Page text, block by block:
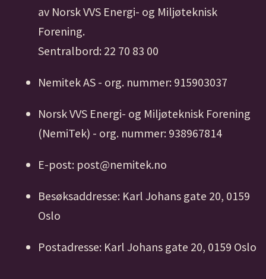
av Norsk VVS Energi- og Miljøteknisk
Forening.
Sentralbord: 22 70 83 00
Nemitek AS - org. nummer: 915903037
Norsk VVS Energi- og Miljøteknisk Forening
(NemiTek) - org. nummer: 938967814
E-post: post@nemitek.no
Besøksaddresse: Karl Johans gate 20, 0159
Oslo
Postadresse: Karl Johans gate 20, 0159 Oslo